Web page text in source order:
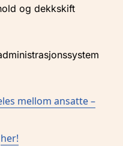
og dekkskift
mellom ansatte –
her!